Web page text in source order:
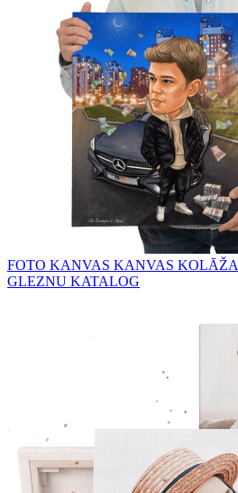
FOTO KANVAS KANVAS KOLĀŽA
GLEZNU KATALOG